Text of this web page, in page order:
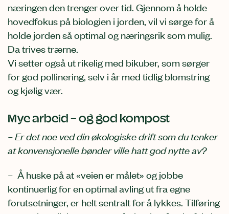
næringen den trenger over tid. Gjennom å holde
hovedfokus på biologien i jorden, vil vi sørge for å
holde jorden så optimal og næringsrik som mulig.
Da trives trærne.
Vi setter også ut rikelig med bikuber, som sørger
for god pollinering, selv i år med tidlig blomstring
og kjølig vær.
Mye arbeid – og god kompost
– Er det noe ved din økologiske drift som du tenker
at konvensjonelle bønder ville hatt god nytte av?
– Å huske på at «veien er målet» og jobbe
kontinuerlig for en optimal avling ut fra egne
forutsetninger, er helt sentralt for å lykkes. Tilføring